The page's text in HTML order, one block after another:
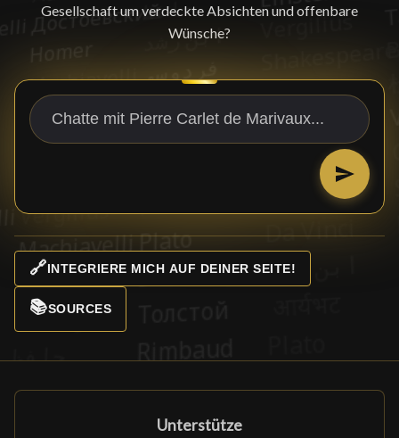
Gesellschaft um verdeckte Absichten und offenbare
Wünsche?
🔗INTEGRIERE MICH AUF DEINER SEITE!
📚SOURCES
Unterstütze